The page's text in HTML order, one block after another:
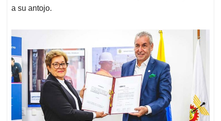
a su antojo.